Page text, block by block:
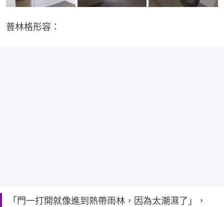
普林格形容：
「門一打開就像進到熱帶雨林，因為太潮濕了」，